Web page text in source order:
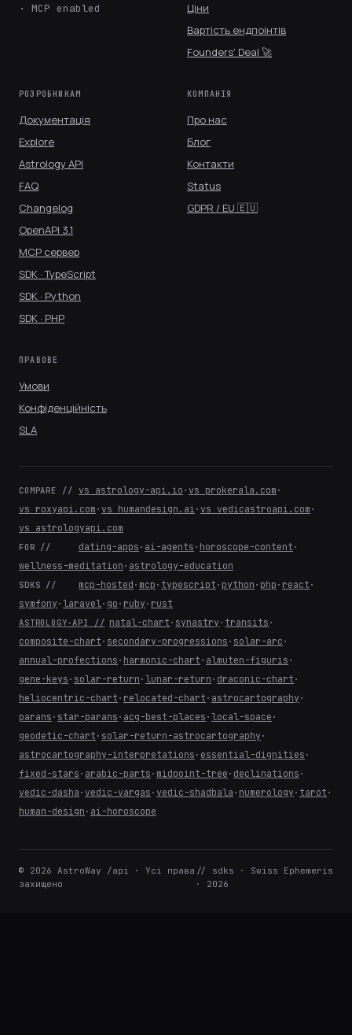
· MCP enabled
Ціни
Вартість ендпоінтів
Founders' Deal 🚀
РОЗРОБНИКАМ
Документація
Explore
Astrology API
FAQ
Changelog
OpenAPI 3.1
MCP сервер
SDK · TypeScript
SDK · Python
SDK · PHP
КОМПАНІЯ
Про нас
Блог
Контакти
Status
GDPR / EU 🇪🇺
ПРАВОВЕ
Умови
Конфіденційність
SLA
COMPARE // vs astrology-api.io · vs prokerala.com ·
vs roxyapi.com · vs humandesign.ai · vs vedicastroapi.com ·
vs astrologyapi.com
FOR // dating-apps · ai-agents · horoscope-content ·
wellness-meditation · astrology-education
SDKS // mcp-hosted · mcp · typescript · python · php · react ·
symfony · laravel· go · ruby · rust
ASTROLOGY-API // natal-chart · synastry · transits ·
composite-chart · secondary-progressions · solar-arc ·
annual-profections · harmonic-chart · almuten-figuris ·
gene-keys · solar-return · lunar-return · draconic-chart ·
heliocentric-chart · relocated-chart · astrocartography ·
parans · star-parans · acg-best-places · local-space ·
geodetic-chart · solar-return-astrocartography ·
astrocartography-interpretations · essential-dignities ·
fixed-stars · arabic-parts · midpoint-tree · declinations ·
vedic-dasha · vedic-vargas · vedic-shadbala · numerology · tarot ·
human-design · ai-horoscope
© 2026 AstroWay /api · Усі права
захищено
// sdks · Swiss Ephemeris
· 2026